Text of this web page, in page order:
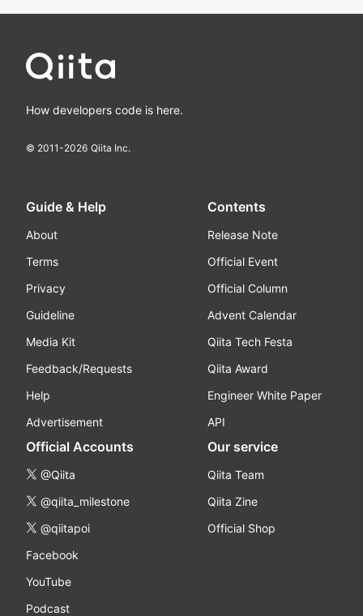
How developers code is here.
© 2011-2026 Qiita Inc.
Guide & Help
About
Terms
Privacy
Guideline
Media Kit
Feedback/Requests
Help
Advertisement
Contents
Release Note
Official Event
Official Column
Advent Calendar
Qiita Tech Festa
Qiita Award
Engineer White Paper
API
Official Accounts
@Qiita
@qiita_milestone
@qiitapoi
Facebook
YouTube
Podcast
Our service
Qiita Team
Qiita Zine
Official Shop